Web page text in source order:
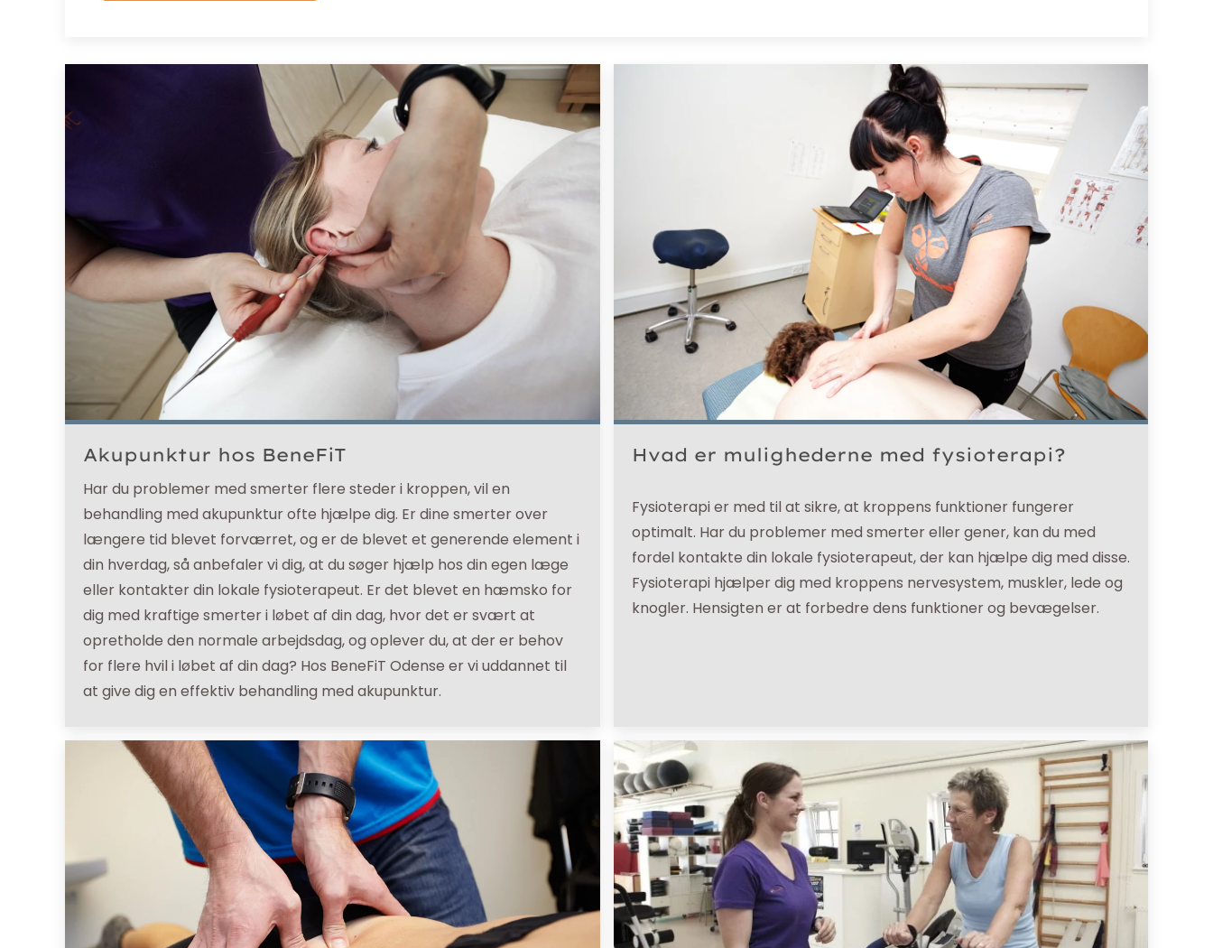
Akupunktur hos BeneFiT
Har du problemer med smerter flere steder i kroppen, vil en
behandling med akupunktur ofte hjælpe dig. Er dine smerter over
længere tid blevet forværret, og er de blevet et generende element i
din hverdag, så anbefaler vi dig, at du søger hjælp hos din egen læge
eller kontakter din lokale fysioterapeut. Er det blevet en hæmsko for
dig med kraftige smerter i løbet af din dag, hvor det er svært at
opretholde den normale arbejdsdag, og oplever du, at der er behov
for flere hvil i løbet af din dag? Hos BeneFiT Odense er vi uddannet til
at give dig en effektiv behandling med akupunktur.
Hvad er mulighederne med fysioterapi?
Fysioterapi er med til at sikre, at kroppens funktioner fungerer
optimalt. Har du problemer med smerter eller gener, kan du med
fordel kontakte din lokale fysioterapeut, der kan hjælpe dig med disse.
Fysioterapi hjælper dig med kroppens nervesystem, muskler, lede og
knogler. Hensigten er at forbedre dens funktioner og bevægelser.